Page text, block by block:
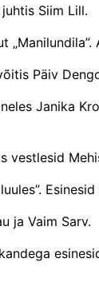
Siim Lill.
Päiv
Janika
vestlesid
ja Vaim Sarv.